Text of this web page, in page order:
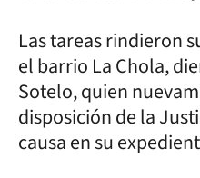
Las tareas rindieron
el barrio La Chola,
Sotelo, quien
disposición de la
causa en su